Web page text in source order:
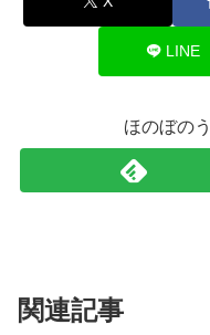
LINE
ほのぼの
関連記事